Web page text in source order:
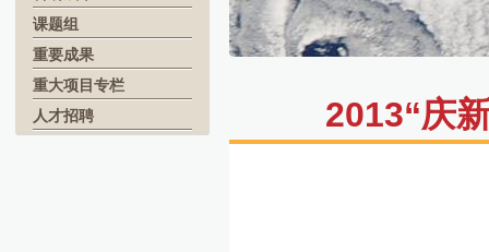
课题组
重要成果
重大项目专栏
人才招聘
2013“庆